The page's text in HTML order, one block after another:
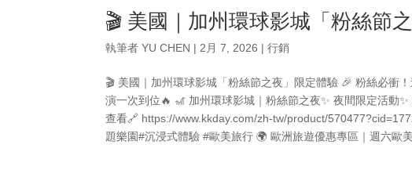
🎬 美國｜加州環球影城「粉絲節
執筆者YU CHEN | 2月 7, 2026 |行銷
🎬 美國｜加州環球影城「粉絲節之夜」限定體驗 🎉 粉絲必衝
演一次到位🔥 🎢 加州環球影城｜粉絲節之夜✨ 夜間限定活動
查看🔗 https://www.kkday.com/zh-tw/product/
題樂園#沉浸式體驗 #歐美旅行 🌍 歐洲旅遊優惠專區｜週六歐